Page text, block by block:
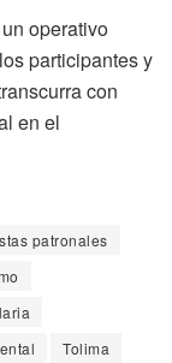
operativo
participantes y
con
en el
patronales
Tolima